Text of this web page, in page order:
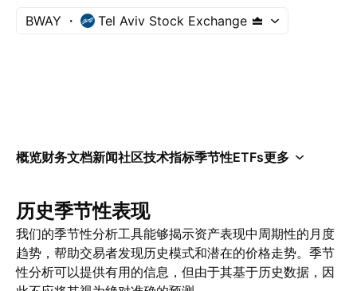
BWAY Tel Aviv Stock Exchange
概览财务文档新闻社区技术指标季节性ETFs更多
历史季节性表现
我们的季节性分析工具能够揭示资产表现中周期性的月度
趋势，帮助交易者发现历史模式和潜在的价格走势。季节
性分析可以提供有用的信息，但由于其基于历史数据，因